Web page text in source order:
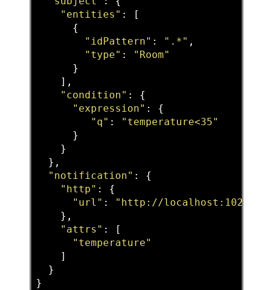
"entities" : [
      {
"idPattern" : ".*" ,
"type" :
"Room"
      }
    ],
"condition" : {
"expression" : {
"q" :
"temperature<35"
      }
    }
  },
"notification" : {
"http" : {
"url" :
"http://localhost:1028/
    },
"attrs" : [
"temperature"
    ]
  }